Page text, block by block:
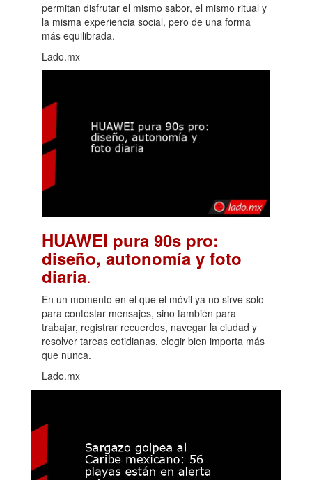
permitan disfrutar el mismo sabor, el mismo ritual y
la misma experiencia social, pero de una forma
más equilibrada.
Lado.mx
HUAWEI pura 90s pro:
diseño, autonomía y foto
diaria.
En un momento en el que el móvil ya no sirve solo
para contestar mensajes, sino también para
trabajar, registrar recuerdos, navegar la ciudad y
resolver tareas cotidianas, elegir bien importa más
que nunca.
Lado.mx